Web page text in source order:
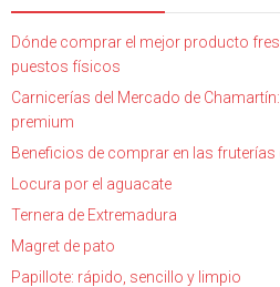
Dónde comprar el mejor producto
puestos físicos
Carnicerías del Mercado de
premium
Beneficios de comprar en las
Locura por el aguacate
Ternera de Extremadura
Magret de pato
Papillote: rápido, sencillo y limpio